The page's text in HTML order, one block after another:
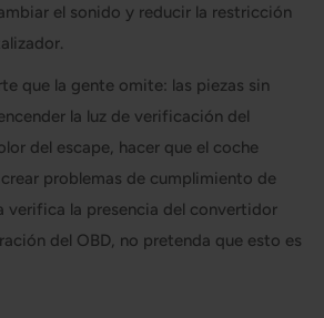
el sonido y reducir la restricción
que la gente omite: las piezas sin
la luz de verificación del
del escape, hacer que el coche
problemas de cumplimiento de
verifica la presencia del convertidor
del OBD, no pretenda que esto es